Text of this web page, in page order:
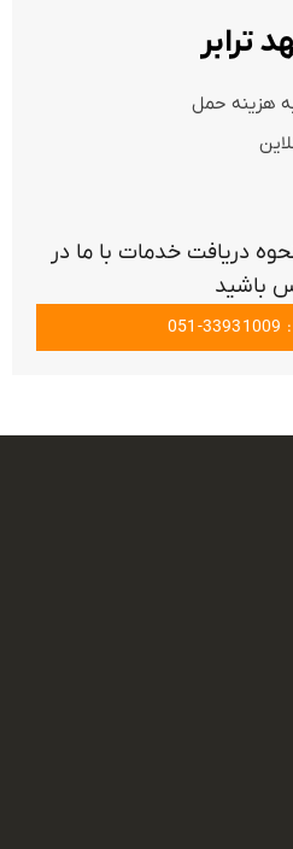
ترابر
هزینه حمل
دریافت خدمات با ما در
باشید